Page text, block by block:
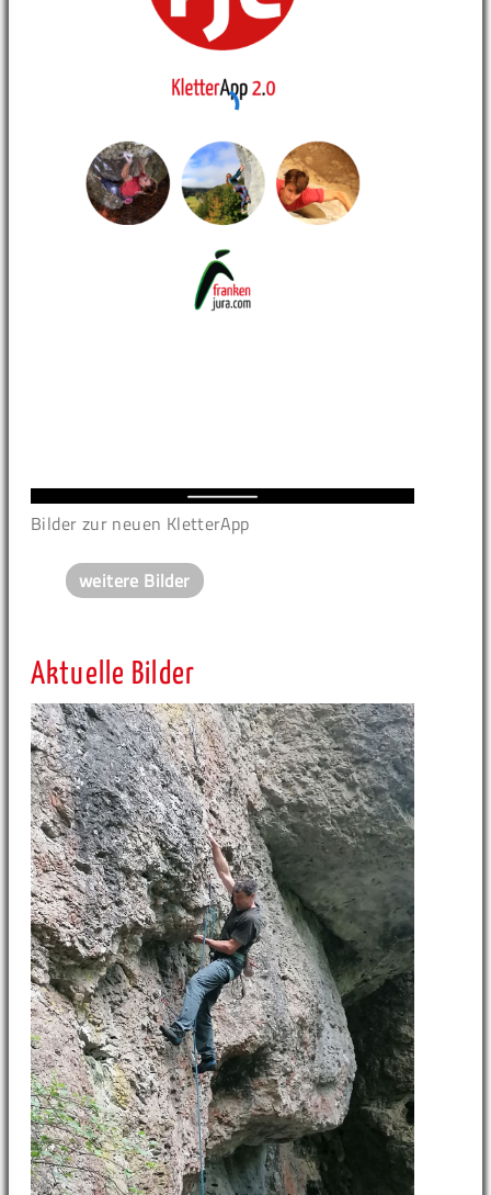
Bilder zur neuen KletterApp
weitere Bilder
Aktuelle Bilder